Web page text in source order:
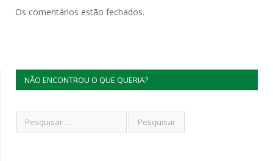
Os comentários estão fechados.
NÃO ENCONTROU O QUE QUERIA?